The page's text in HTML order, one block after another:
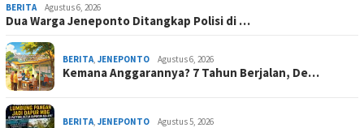
BERITA Agustus 6, 2026
Dua Warga Jeneponto Ditangkap Polisi di …
BERITA, JENEPONTO Agustus 6, 2026
Kemana Anggarannya? 7 Tahun Berjalan, De…
BERITA, JENEPONTO Agustus 5, 2026